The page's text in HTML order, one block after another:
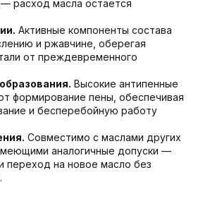
расход масла остаётся
Активные компоненты состава
и ржавчине, оберегая
от преждевременного
Высокие антипенные
формирование пены, обеспечивая
и бесперебойную работу
Совместимо с маслами других
аналогичные допуски —
переход на новое масло без